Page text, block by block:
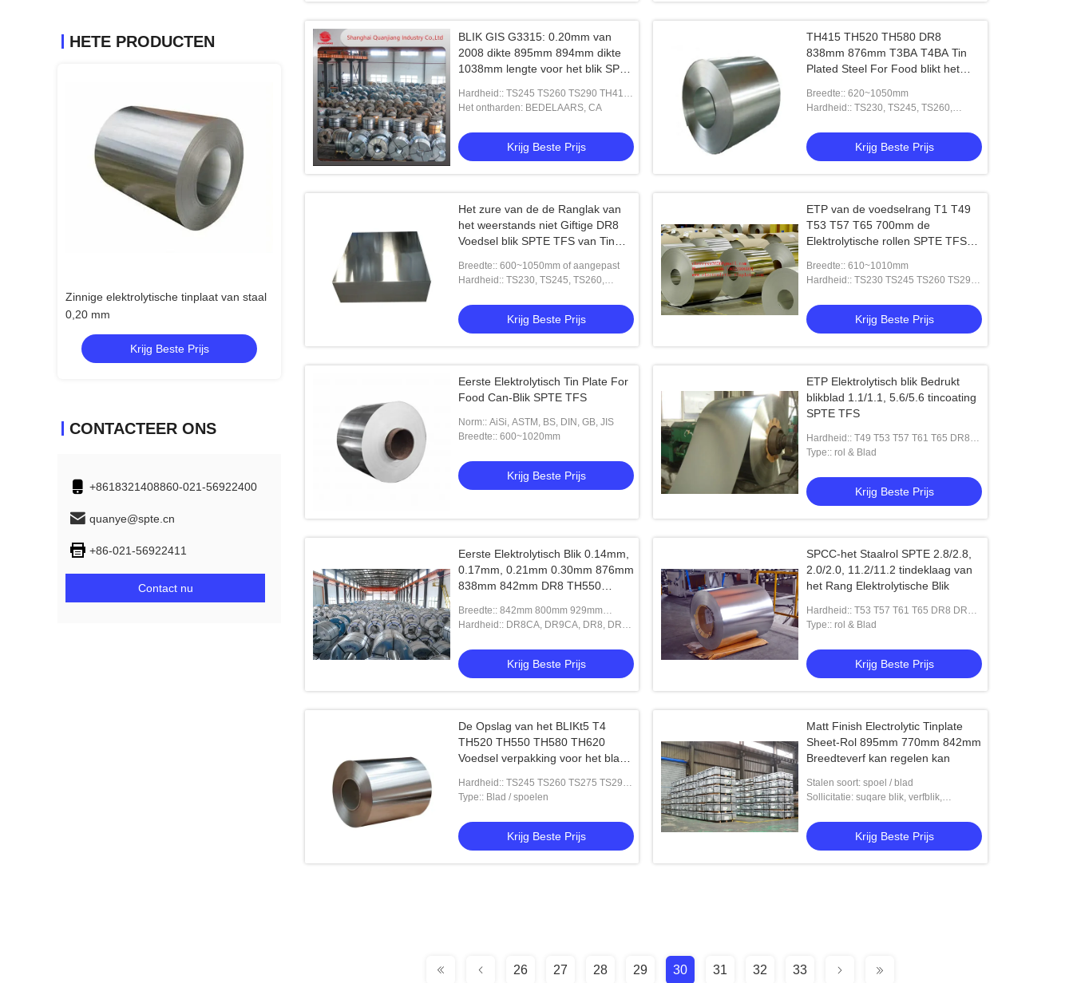
HETE PRODUCTEN
Zinnige elektrolytische tinplaat van staal
0,20 mm
Krijg Beste Prijs
MR elektrolytische tinplaat 0,30 mm 0,31
Krijg Beste Prijs
Video
de het tinbodem van 307# 83mm het
normale open eind met kuiltje voor
voedsel blik kan kan dekseldekking
baseren
Krijg Beste Prijs
BLIK voor Tin Can Packaging Elctrolytic-
blikblad 0.20mm dikteblik ETP TFS
Krijg Beste Prijs
melkketchup van 200# 300# 603#
153mm DEKSEL van het het
middagmaaltinKrijg Beste Prijs
CONTACTEER ONS
+8618321408860-021-56922400
quanye@spte.cn
+86-021-56922411
Contact nu
BLIK GIS G3315: 0.20mm van
2008 dikte 895mm 894mm dikte
1038mm lengte voor het blik SPTE
Hardheid:: TS245 TS260 TS290 TH415
TH435 TH550 TH580
Het ontharden: BEDELAARS, CA
Krijg Beste Prijs
TH415 TH520 TH580 DR8
838mm 876mm T3BA T4BA Tin
Plated Steel For Food blikt het
in
Breedte:: 620~1050mm
Hardheid:: TS230, TS245, TS260,
TH550, TH580, TH620
Krijg Beste Prijs
Het zure van de de Ranglak van
het weerstands niet Giftige DR8
Voedsel blik SPTE TFS van Tin
Breedte:: 600~1050mm of aangepast
Hardheid:: TS230, TS245, TS260,
TH550, TH580, TH620
Krijg Beste Prijs
ETP van de voedselrang T1 T49
T53 T57 T65 700mm de
Elektrolytische rollen SPTE TFS
Breedte:: 610~1010mm
Hardheid:: TS230 TS245 TS260 TS290
Krijg Beste Prijs
Eerste Elektrolytisch Tin Plate For
Food Can-Blik SPTE TFS
Norm:: AiSi, ASTM, BS, DIN, GB, JIS
Breedte:: 600~1020mm
Krijg Beste Prijs
ETP Elektrolytisch blik Bedrukt
blikblad 1.1/1.1, 5.6/5.6 tincoating
SPTE TFS
Hardheid:: T49 T53 T57 T61 T65 DR8
DR9 DR10
Type:: rol & Blad
Krijg Beste Prijs
Eerste Elektrolytisch Blik 0.14mm,
0.17mm, 0.21mm 0.30mm 876mm
838mm 842mm DR8 TH550
Plate
Breedte:: 842mm 800mm 929mm
900mm 730mm 960mm of aangepast
Hardheid:: DR8CA, DR9CA, DR8, DR9,
T4BA, L T5CA K, T3BA, T2.5BA, T2.5CA,
Krijg Beste Prijs
SPCC-het Staalrol SPTE 2.8/2.8,
2.0/2.0, 11.2/11.2 tindeklaag van
het Rang Elektrolytische Blik
Hardheid:: T53 T57 T61 T65 DR8 DR9
DR10
Type:: rol & Blad
Krijg Beste Prijs
De Opslag van het BLIKt5 T4
TH520 TH550 TH580 TH620
Voedsel verpakking voor het blad
Hardheid:: TS245 TS260 TS275 TS290
TH520 TH550 TH580 TH620
Type:: Blad / spoelen
Krijg Beste Prijs
Matt Finish Electrolytic Tinplate
Sheet-Rol 895mm 770mm 842mm
Breedteverf kan regelen kan
Stalen soort: spoel / blad
Sollicitatie: suqare blik, verfblik,
Krijg Beste Prijs
26 27 28 29 30 31 32 33